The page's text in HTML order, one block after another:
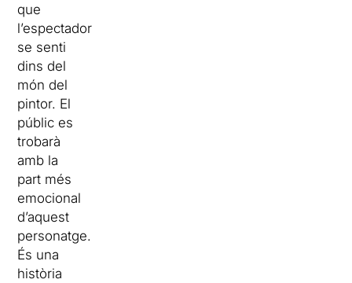
que
l’espectador
se senti
dins del
món del
pintor. El
públic es
trobarà
amb la
part més
emocional
d’aquest
personatge.
És una
història